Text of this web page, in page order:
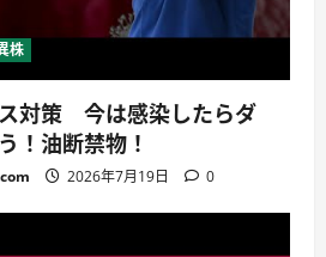
株
対策 今は感染したらダ
！油断禁物！
2026年7月19日 0